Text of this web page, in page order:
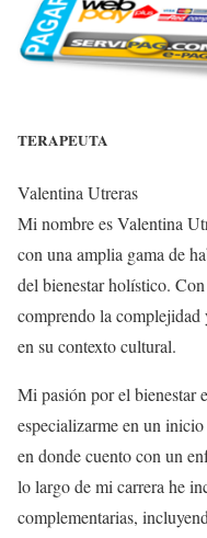
TERAPEUTA
Valentina Utreras
Mi nombre es Valentina
con una amplia gama de
del bienestar holístico.
comprendo la complejidad
en su contexto cultural.
Mi pasión por el bienestar
especializarme en un
en donde cuento con un
lo largo de mi carrera he
complementarias,